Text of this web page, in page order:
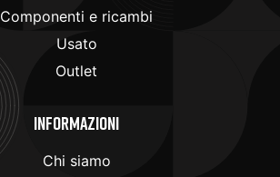
Componenti e ricambi
Usato
Outlet
Informazioni
Chi siamo